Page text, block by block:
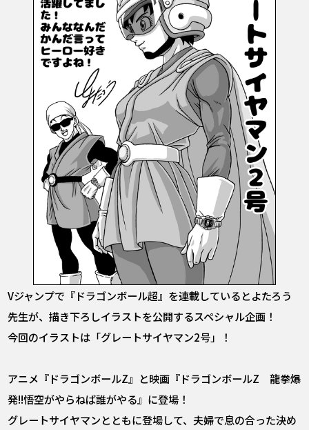
LANGUAGE
EN DE ES
Vジャンプで『ドラゴンボール超』を連載しているとよたろう
先生が、描き下ろしイラストを公開するスペシャル企画！
今回のイラストは「グレートサイヤマン2号」！
アニメ『ドラゴンボールZ』と映画『ドラゴンボールZ 龍拳爆
発!!悟空がやらねば誰がやる』に登場！
グレートサイヤマンとともに登場して、夫婦で息の合った決め